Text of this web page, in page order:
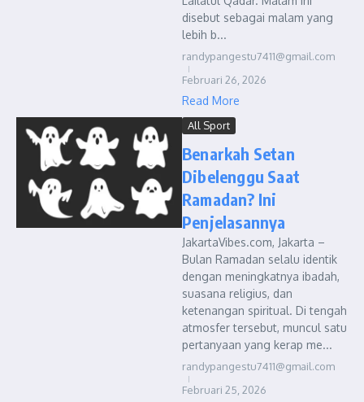
disebut sebagai malam yang
lebih b...
randypangestu7411@gmail.com
Februari 26, 2026
Read More
All Sport
Benarkah Setan
Dibelenggu Saat
Ramadan? Ini
Penjelasannya
JakartaVibes.com, Jakarta –
Bulan Ramadan selalu identik
dengan meningkatnya ibadah,
suasana religius, dan
ketenangan spiritual. Di tengah
atmosfer tersebut, muncul satu
pertanyaan yang kerap me...
randypangestu7411@gmail.com
Februari 25, 2026